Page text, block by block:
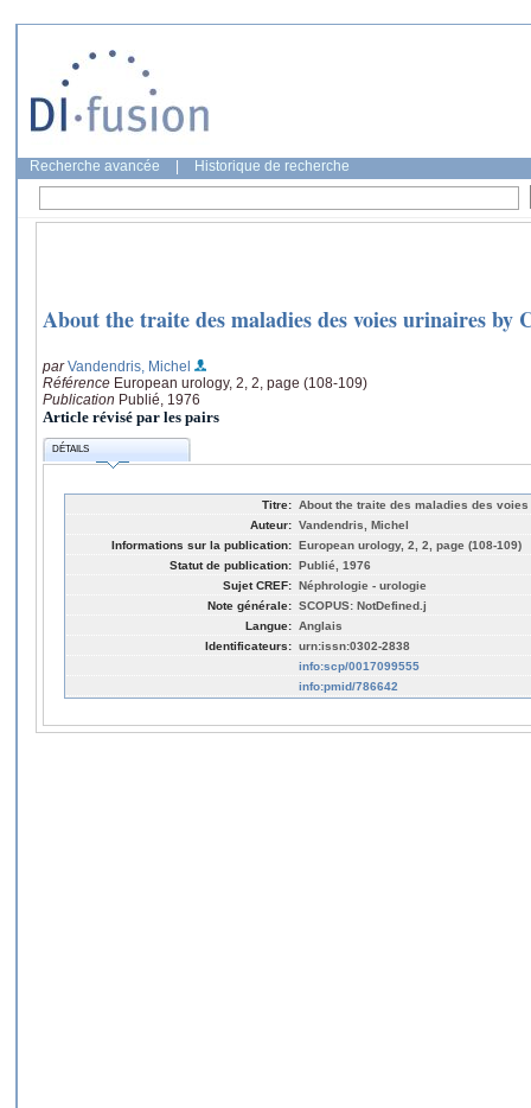
Recherche avancée Historique de recherche
About the traite des maladies des voies urinaires by
parVandendris, Michel
Référence European urology, 2, 2, page (108-109)
Publication Publié, 1976
Article révisé par les pairs
DÉTAILS
Titre: About the traite des maladies des
Auteur: Vandendris, Michel
Informations sur la publication: European urology, 2, 2, page (108-109)
Statut de publication: Publié, 1976
Sujet CREF: Néphrologie - urologie
Note générale: SCOPUS: NotDefined.j
Langue: Anglais
Identificateurs: urn:issn:0302-2838
info:scp/0017099555
info:pmid/786642